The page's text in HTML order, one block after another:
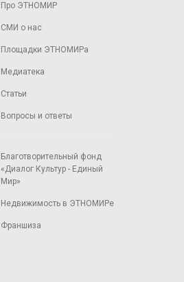
Про ЭТНОМИР
СМИ о нас
Площадки ЭТНОМИРа
Медиатека
Статьи
Вопросы и ответы
Благотворительный фонд
«Диалог Культур - Единый
Мир»
Недвижимость в ЭТНОМИРе
Франшиза